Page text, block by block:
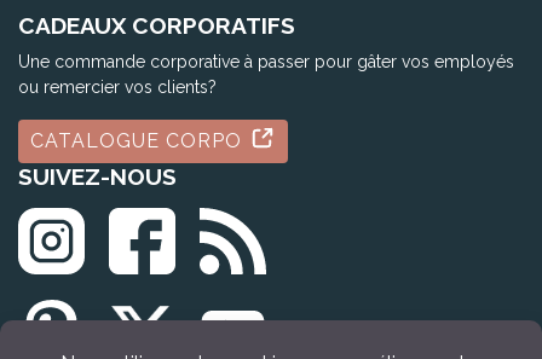
CADEAUX CORPORATIFS
Une commande corporative à passer pour gâter vos employés
ou remercier vos clients?
CATALOGUE CORPO
SUIVEZ-NOUS